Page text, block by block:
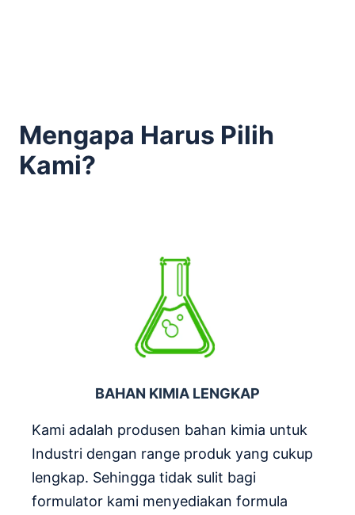
Mengapa Harus Pilih
Kami?
BAHAN KIMIA LENGKAP
Kami adalah produsen bahan kimia untuk
Industri dengan range produk yang cukup
lengkap. Sehingga tidak sulit bagi
formulator kami menyediakan formula